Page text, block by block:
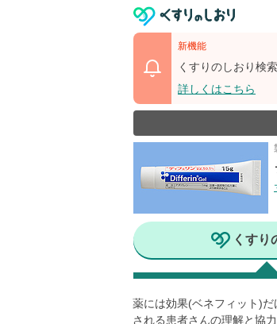
新機能
くすりのしおり検
詳しくはこちら
くすり
薬には効果(ベネフィット)
される患者さんの理解と協力